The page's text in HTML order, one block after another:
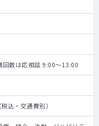
数は応相談 9:00～13:00
込・交通費別）